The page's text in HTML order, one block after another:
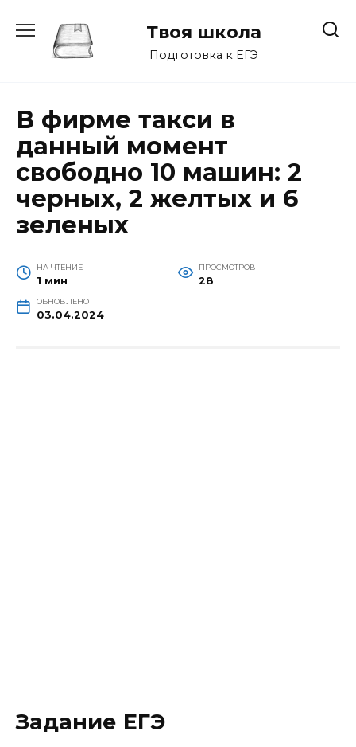
содержанию
Твоя школа
Подготовка к ЕГЭ
В фирме такси в
данный момент
свободно 10 машин: 2
черных, 2 желтых и 6
зеленых
НА ЧТЕНИЕ
1 мин
ПРОСМОТРОВ
28
ОБНОВЛЕНО
03.04.2024
Задание ЕГЭ